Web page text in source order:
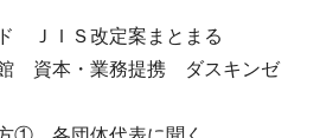
ＪＩＳ改定案まとまる
資本・業務提携 ダスキンゼ